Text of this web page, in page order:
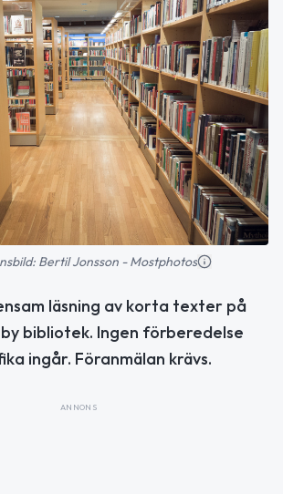
Bertil Jonsson - Mostphotos
läsning av korta texter på
bibliotek. Ingen förberedelse
ingår. Föranmälan krävs.
ANNONS